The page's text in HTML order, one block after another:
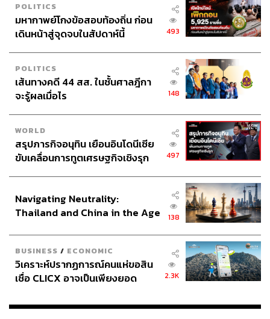
POLITICS
มหากาพย์โกงข้อสอบท้องถิ่น ก่อน
เดินหน้าสู่จุดจบในสัปดาห์นี้
493
POLITICS
เส้นทางคดี 44 สส. ในชั้นศาลฎีกา
จะรู้ผลเมื่อไร
148
WORLD
สรุปภารกิจอนุทิน เยือนอินโดนีเซีย
ขับเคลื่อนการทูตเศรษฐกิจเชิงรุก
497
Navigating Neutrality:
Thailand and China in the Age
138
BUSINESS / ECONOMIC
วิเคราะห์ปรากฏการณ์คนแห่ขอสิน
เชื่อ CLICX อาจเป็นเพียงยอด
เรือนไทยที่ถูกซุกไว้
2.3K